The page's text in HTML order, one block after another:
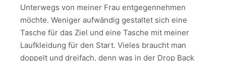
Unterwegs von meiner Frau entgegennehmen
möchte. Weniger aufwändig gestaltet sich eine
Tasche für das Ziel und eine Tasche mit meiner
Laufkleidung für den Start. Vieles braucht man
doppelt und dreifach, denn was in der Drop Back